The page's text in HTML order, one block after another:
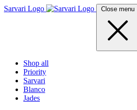
Sarvari Logo Close menu
Shop all
Priority
Sarvari
Blanco
Jades